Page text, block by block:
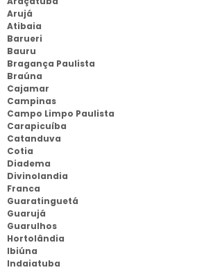
Arujá
Atibaia
Barueri
Bauru
Bragança Paulista
Braúna
Cajamar
Campinas
Campo Limpo Paulista
Carapicuíba
Catanduva
Cotia
Diadema
Divinolandia
Franca
Guaratinguetá
Guarujá
Guarulhos
Hortolândia
Ibiúna
Indaiatuba